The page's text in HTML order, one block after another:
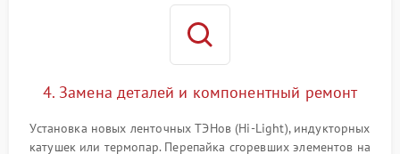
4. Замена деталей и компонентный ремонт
Установка новых ленточных ТЭНов (Hi-Light), индукторных
катушек или термопар. Перепайка сгоревших элементов на